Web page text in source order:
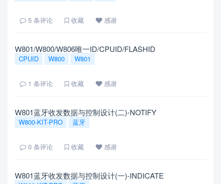
5 条评论 收藏 感谢
W801/W800/W806唯一ID/CPUID/FLASHID
CPUID W800 W801
1 条评论 收藏 感谢
W801蓝牙收发数据与控制设计(二)-NOTIFY
W800-KIT-PRO 蓝牙
0 条评论 收藏 感谢
W801蓝牙收发数据与控制设计(一)-INDICATE